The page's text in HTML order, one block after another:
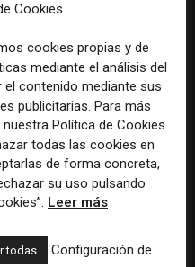
(@JOHN_BUG)
Cookies
cookies propias y de
mediante el análisis del
contenido mediante sus
publicitarias. Para más
Política de Cookies
todas las cookies en
de forma concreta,
su uso pulsando
Leer más
todas
Configuración de